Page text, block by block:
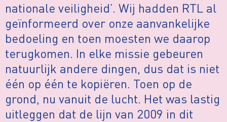
nationale veiligheid’. Wij hadden RTL al
geïnformeerd over onze aanvankelijke
bedoeling en toen moesten we daarop
terugkomen. In elke missie gebeuren
natuurlijk andere dingen, dus dat is niet
één op één te kopiëren. Toen op de
grond, nu vanuit de lucht. Het was lastig
uitleggen dat de lijn van 2009 in dit